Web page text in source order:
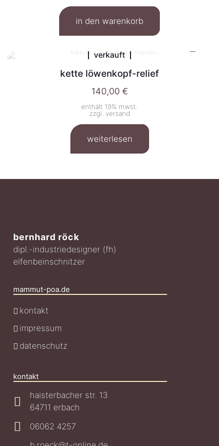
in den warenkorb
verkauft
kette löwenkopf-relief
140,00 €
enthält 19% mwst.
zzgl. versand
weiterlesen
bernhard röck
dipl.-industriedesigner (fh)
elfenbeinschnitzer
mammut-poa.de
kontakt
impressum
datenschutz
kontakt
haisterbacher str. 13
64711 erbach
06062 4257